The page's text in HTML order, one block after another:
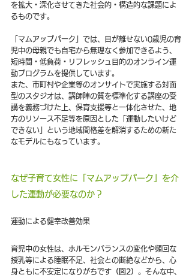
を拡大・深化させてきた社会的・構造的な課題によ
るものです。
「マムアップパーク」では、目が離せない0歳児の育
児中の母親でも自宅から無理なく参加できるよう、
短時間・低負荷・リフレッシュ目的のオンライン運
動プログラムを提供しています。
また、市町村や企業等のオンサイトで実施する対面
型のスタジオは、講師陣の質を標準化する講座の受
講を義務づけた上、保育支援等と一体化させた、地
方のリソース不足等を原因とした「運動したいけど
できない」という地域間格差を解消するための新た
なモデルにもなっています。
なぜ子育て女性に「マムアップパーク」を介
した運動が必要なのか？
運動による健幸改善効果
育児中の女性は、ホルモンバランスの変化や頻回な
授乳等による睡眠不足、社会との断絶などから、心
身ともに不安定になりがちです （図2） 。そんな中、